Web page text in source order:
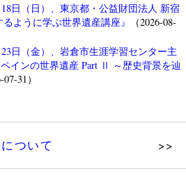
18日（日）、東京都・公益財団法人 新宿
ように学ぶ世界遺産講座』
（2026-08-
23日（金）、岩倉市生涯学習センター主
インの世界遺産 Part Ⅱ ～歴史背景を辿
07-31）
ついて